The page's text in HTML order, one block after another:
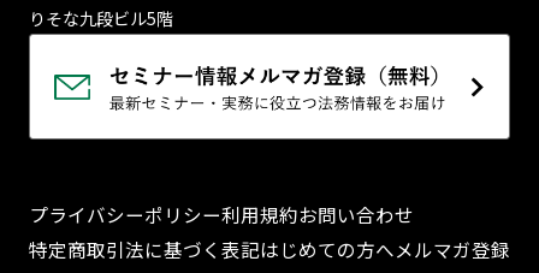
りそな九段ビル5階
プライバシーポリシー利用規約お問い合わせ
特定商取引法に基づく表記はじめての方へメルマガ登録